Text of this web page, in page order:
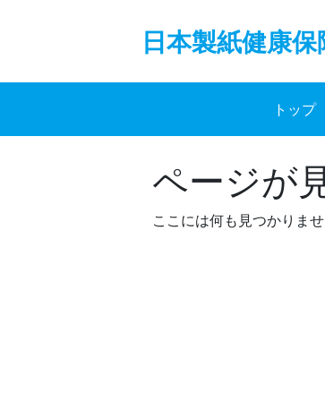
日本製紙健康
トップ
ページが
ここには何も見つかりませ